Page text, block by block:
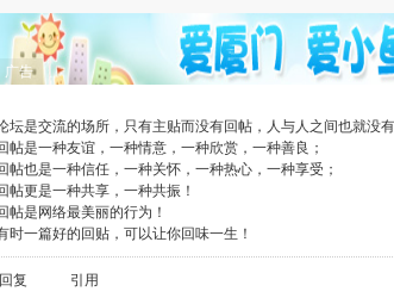
广告
坛是交流的场所，只有主贴而没有回帖，人与人之间也就没
帖是一种友谊，一种情意，一种欣赏，一种善良；
帖也是一种信任，一种关怀，一种热心，一种享受；
帖更是一种共享，一种共振！
帖是网络最美丽的行为！
时一篇好的回贴，可以让你回味一生！
回复 引用